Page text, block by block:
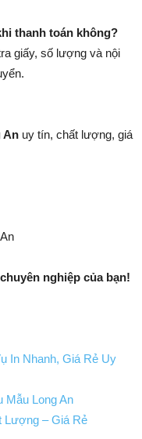
thanh toán không?
giấy, số lượng và nội
An uy tín, chất lượng, giá
nghiệp của bạn!
In Nhanh, Giá Rẻ Uy
Mẫu Long An
Lượng – Giá Rẻ